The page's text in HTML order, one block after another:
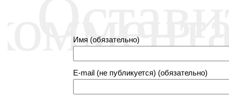
Имя (обязательно)
E-mail (не публикуется) (обязательно)